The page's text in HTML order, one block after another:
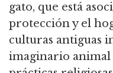
gato, que está
protección y el
culturas antiguas
imaginario animal